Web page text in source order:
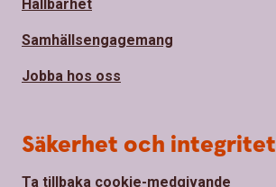
Hållbarhet
Samhällsengagemang
Jobba hos oss
Säkerhet och integritet
Ta tillbaka cookie-medgivande